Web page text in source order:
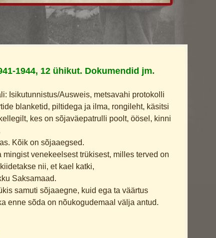
1944, 12 ühikut. Dokumendid jm.
Isikutunnistus/Ausweis, metsavahi protokolli
blanketid, piltidega ja ilma, rongileht, käsitsi
kes on sõjaväepatrulli poolt, öösel, kinni
Kõik on sõjaaegsed.
venekeelsest trükisest, milles terved on
nii, et kael katki,
Saksamaad.
samuti sõjaaegne, kuid ega ta väärtus
enne sõda on nõukogudemaal välja antud.